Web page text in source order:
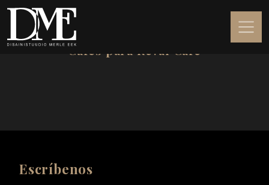
Cafés para Reval Café
Escríbenos